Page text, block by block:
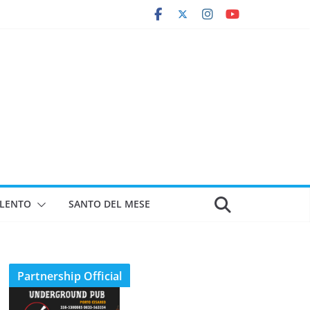
SANTO DEL MESE
Partnership Official